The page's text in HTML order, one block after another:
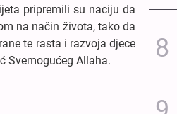
pripremili su naciju da
na način života, tako da
te rasta i razvoja djece
Svemogućeg Allaha.